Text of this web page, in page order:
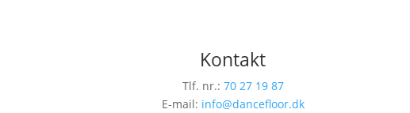
Kontakt
Tlf. nr.: 70 27 19 87
E-mail: info@dancefloor.dk